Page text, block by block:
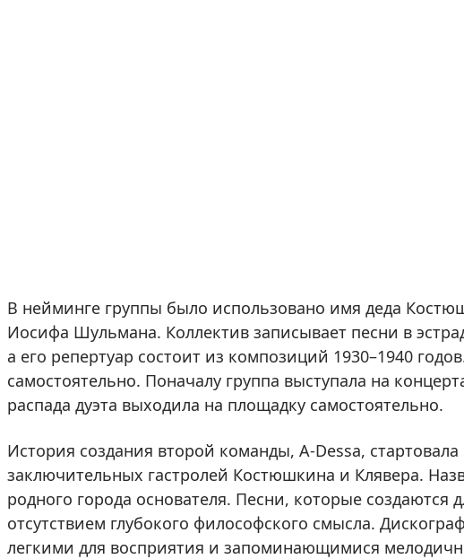
В нейминге группы было использовано имя деда
Иосифа Шульмана. Коллектив записывает песни в
а его репертуар состоит из композиций 1930–1940
самостоятельно. Поначалу группа выступала на
распада дуэта выходила на площадку самостоятельно.
История создания второй команды, A-Dessa,
заключительных гастролей Костюшкина и Клявера.
родного города основателя. Песни, которые
отсутствием глубокого философского смысла.
легкими для восприятия и запоминающимися